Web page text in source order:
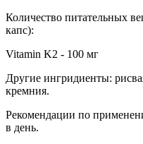
Количество питательных
капс):
Vitamin K2 - 100 мг
Другие ингридиенты:
кремния.
Рекомендации по
в день.